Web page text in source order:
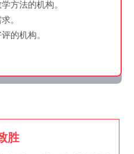
方法的机构。
。
的机构。
胜